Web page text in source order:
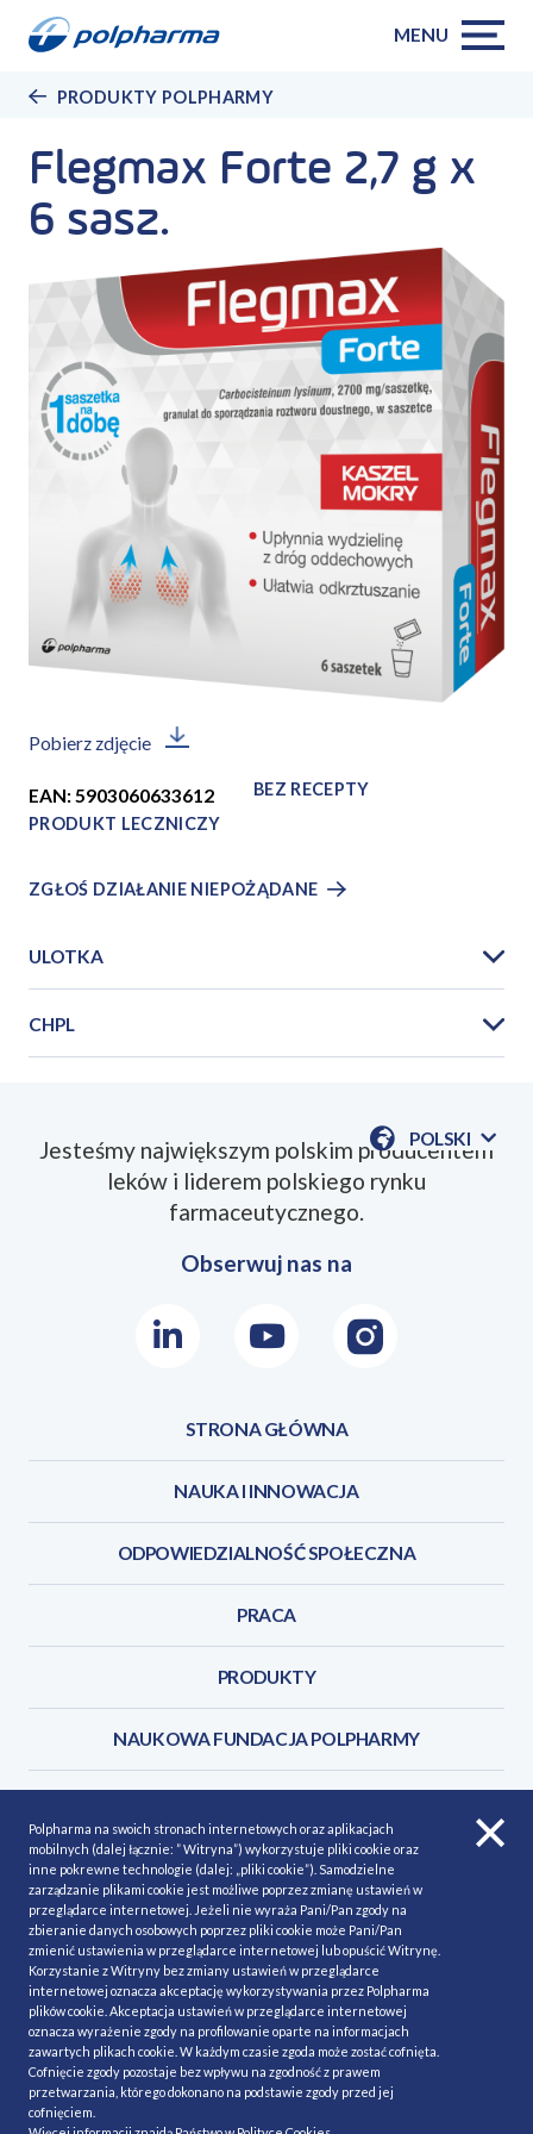
MENU
PRODUKTY POLPHARMY
Flegmax Forte 2,7 g x
6 sasz.
Pobierz zdjęcie
EAN: 5903060633612
BEZ RECEPTY
PRODUKT LECZNICZY
ZGŁOŚ DZIAŁANIE NIEPOŻĄDANE
ULOTKA
CHPL
POLSKI
POKAŻ
Jesteśmy największym polskim producentem
leków i liderem polskiego rynku
farmaceutycznego.
Obserwuj nas na
LinkedInYoutubeInstagram
STRONA GŁÓWNA
NAUKA I INNOWACJA
ODPOWIEDZIALNOŚĆ SPOŁECZNA
PRACA
PRODUKTY
NAUKOWA FUNDACJA POLPHARMY
POLITYKA COOKIES
Polityka prywatności
MAPA STRONY
NASZE SERWISY
MATERIAŁY DO POBRANIA
MINIMALIZACJA RYZYKA
Ⓒ Polpharma 2020. All rights reserved.
Polpharma na swoich stronach internetowych oraz aplikacjach
mobilnych (dalej łącznie: ” Witryna”) wykorzystuje pliki cookie oraz
inne pokrewne technologie (dalej: „pliki cookie”). Samodzielne
zarządzanie plikami cookie jest możliwe poprzez zmianę ustawień w
przeglądarce internetowej. Jeżeli nie wyraża Pani/Pan zgody na
zbieranie danych osobowych poprzez pliki cookie może Pani/Pan
zmienić ustawienia w przeglądarce internetowej lub opuścić Witrynę.
Korzystanie z Witryny bez zmiany ustawień w przeglądarce
internetowej oznacza akceptację wykorzystywania przez Polpharma
plików cookie. Akceptacja ustawień w przeglądarce internetowej
oznacza wyrażenie zgody na profilowanie oparte na informacjach
zawartych plikach cookie. W każdym czasie zgoda może zostać cofnięta.
Cofnięcie zgody pozostaje bez wpływu na zgodność z prawem
przetwarzania, którego dokonano na podstawie zgody przed jej
cofnięciem.